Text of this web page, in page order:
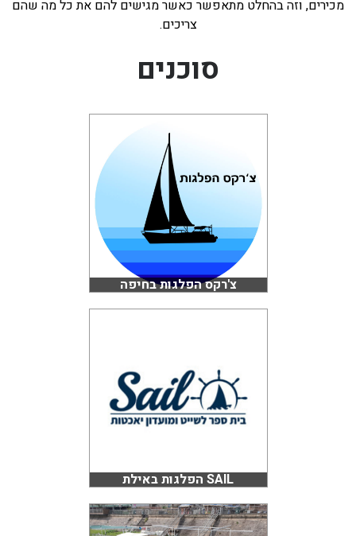
מכירים, וזה בהחלט מתאפשר כאשר מגישים להם את כל מה שהם
צריכים.
סוכנים
צ'רקס הפלגות בחיפה
SAIL הפלגות באילת